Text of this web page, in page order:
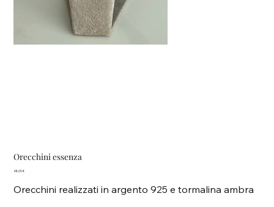
Orecchini essenza
Prezzo
48,00 €
Orecchini realizzati in argento 925 e tormalina ambra